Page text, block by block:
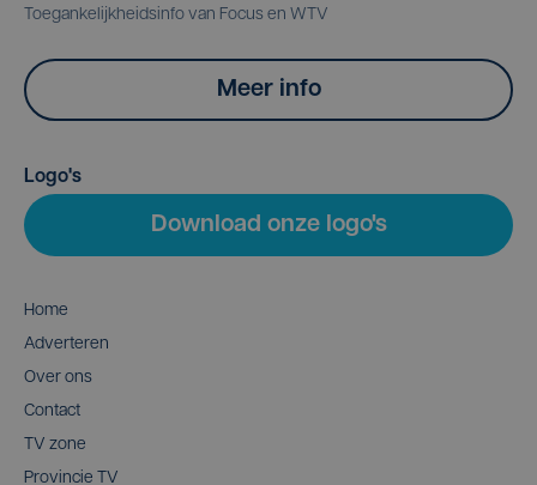
Toegankelijkheidsinfo van Focus en WTV
Meer info
Logo's
Download onze logo's
Home
Adverteren
Over ons
Contact
TV zone
Provincie TV